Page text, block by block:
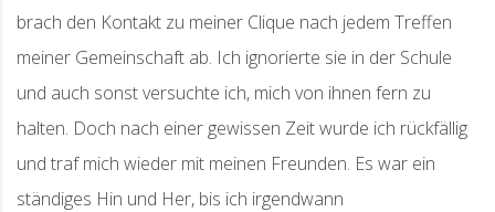
brach den Kontakt zu meiner Clique nach jedem Treffen
meiner Gemeinschaft ab. Ich ignorierte sie in der Schule
und auch sonst versuchte ich, mich von ihnen fern zu
halten. Doch nach einer gewissen Zeit wurde ich rückfällig
und traf mich wieder mit meinen Freunden. Es war ein
ständiges Hin und Her, bis ich irgendwann